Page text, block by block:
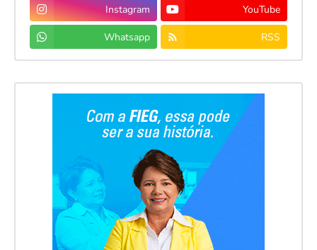
Instagram YouTube
Whatsapp RSS